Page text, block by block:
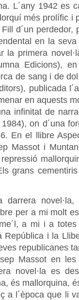
L´any 1942 es
més prolífic i
d´un perdedor,
en la
la primera
Edicions), en
de sang i de
publicada
en aquests
infinitat de
on d´una
En el llibre
Massot i
grans
novel·la,
per a mi molt
a mi i a
i la
republicanes
Massot en
novel·la es
és mallorquina,
a l´època que li